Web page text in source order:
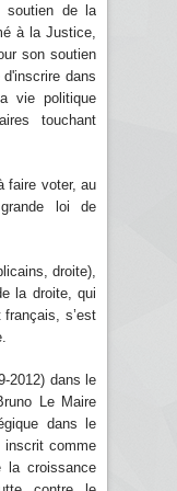
soutien de la
à la Justice,
son soutien
dans
vie politique
touchant
faire voter, au
loi de
droite),
la droite, qui
s’est
2012) dans le
Le Maire
dans le
inscrit comme
la croissance